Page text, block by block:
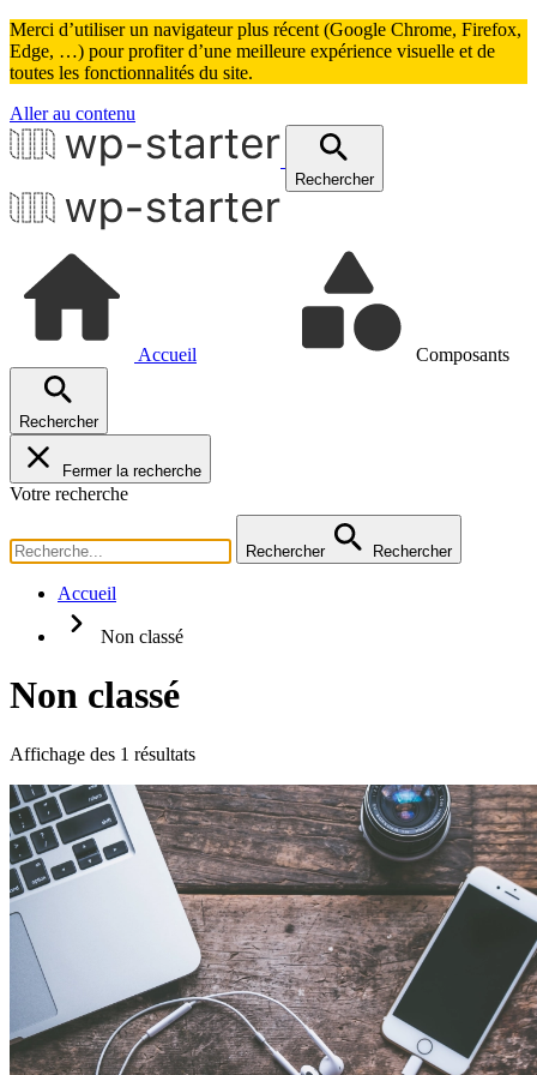
Merci d’utiliser un navigateur plus récent (Google Chrome, Firefox,
Edge, …) pour profiter d’une meilleure expérience visuelle et de
toutes les fonctionnalités du site.
Aller au contenu
Rechercher
Accueil Composants
Accordéon
Articles liés
Avantages / Inconvénients
Billboard
Bouton(s)
Citation, témoignage
Code
Rechercher
Fermer la recherche
Votre recherche
Rechercher Rechercher
Accueil
Non classé
Non classé
Affichage des 1 résultats